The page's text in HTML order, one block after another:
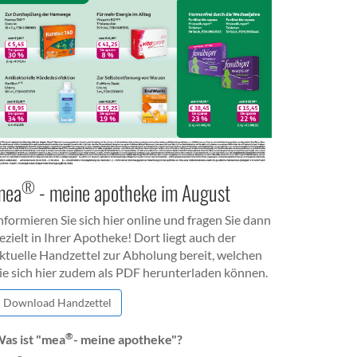
® - meine apotheke im August
Sie sich hier online und fragen Sie dann
in Ihrer Apotheke! Dort liegt auch der
Handzettel zur Abholung bereit, welchen
sich hier zudem als PDF herunterladen können.
Download Handzettel
ist "mea®- meine apotheke"?